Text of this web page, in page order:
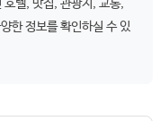
호텔, 맛집, 관광지, 교통,
한 정보를 확인하실 수 있